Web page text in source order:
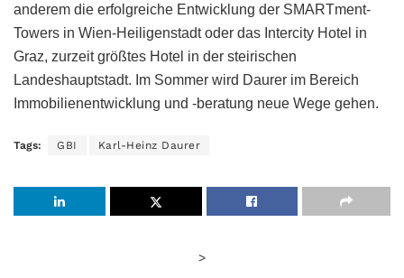
anderem die erfolgreiche Entwicklung der SMARTment-
Towers in Wien-Heiligenstadt oder das Intercity Hotel in
Graz, zurzeit größtes Hotel in der steirischen
Landeshauptstadt. Im Sommer wird Daurer im Bereich
Immobilienentwicklung und -beratung neue Wege gehen.
Tags: GBI Karl-Heinz Daurer
>